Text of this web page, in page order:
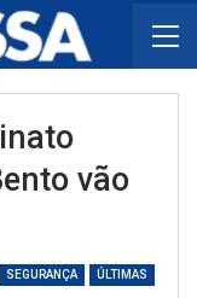
vão
SEGURANÇA ÚLTIMAS